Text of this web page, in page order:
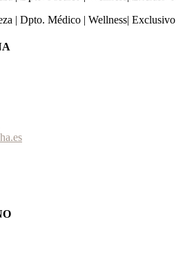
| Dpto. Médico | Wellness| Exclusivo